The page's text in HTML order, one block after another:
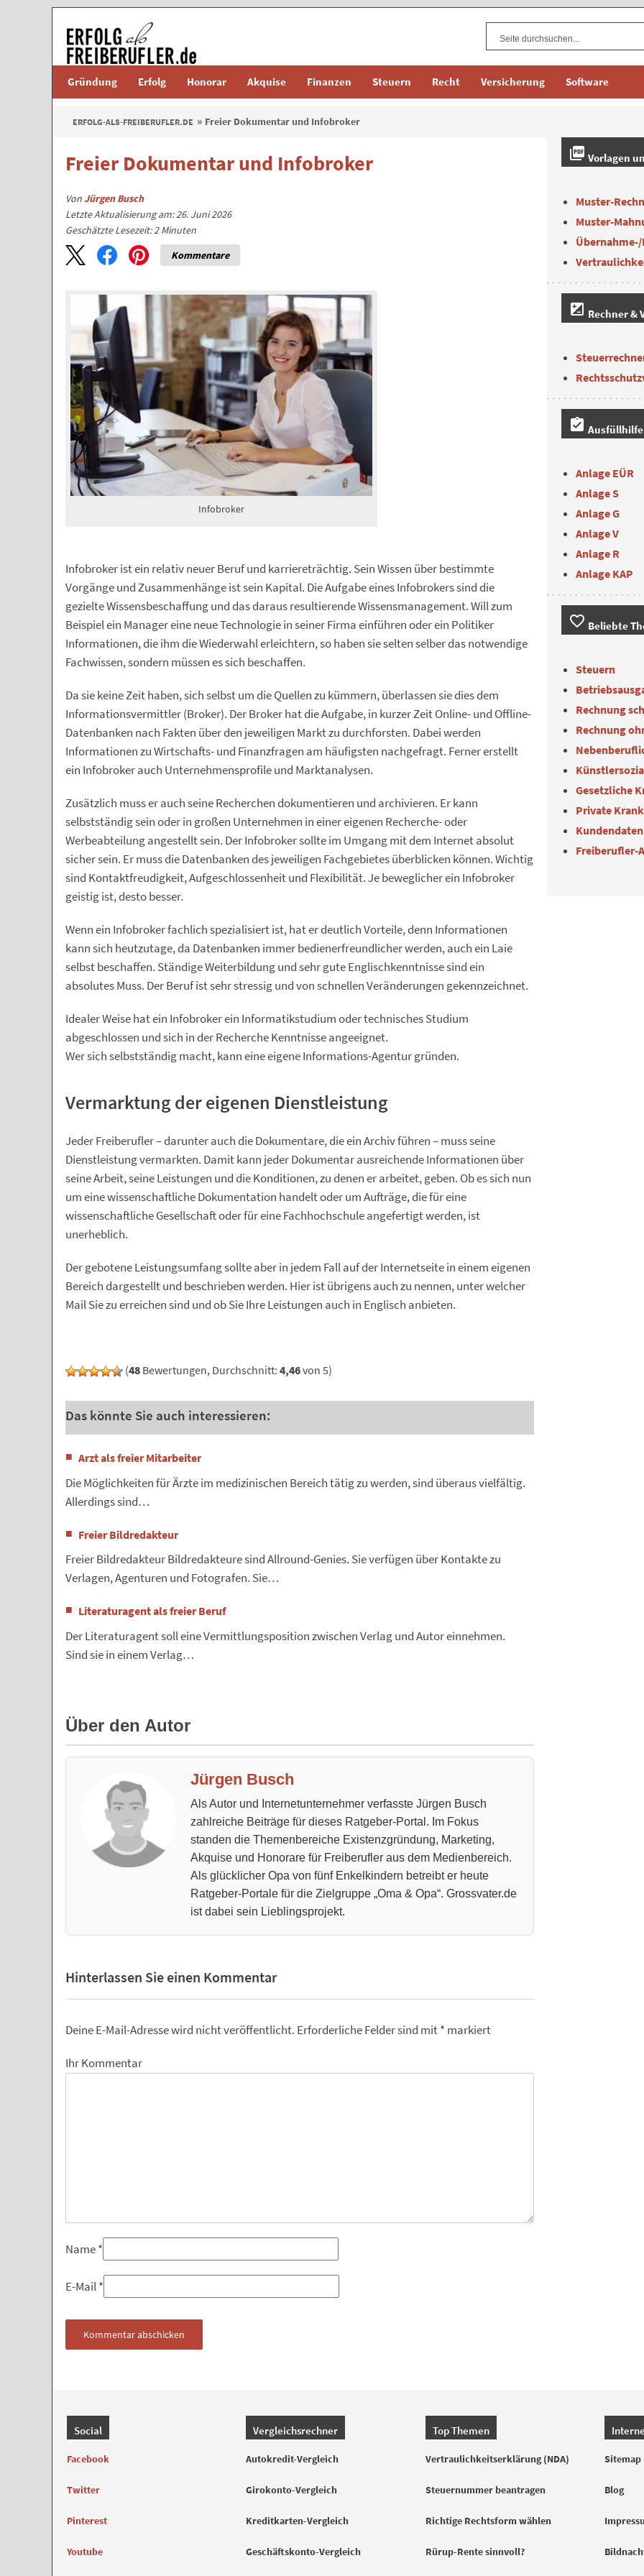
Gründung Erfolg Honorar Akquise Finanzen Steuern Recht Versicherung Software
ERFOLG-ALS-FREIBERUFLER.DE Freier Dokumentar und Infobroker
Freier Dokumentar und Infobroker
VonJürgen Busch
Letzte Aktualisierung am: 26. Juni 2026
Geschätzte Lesezeit:2 Minuten
Kommentare
Infobroker
Infobroker ist ein relativ neuer Beruf und karriereträchtig. Sein Wissen über bestimmte
Vorgänge und Zusammenhänge ist sein Kapital. Die Aufgabe eines Infobrokers sind die
gezielte Wissensbeschaffung und das daraus resultierende Wissensmanagement. Will zum
Beispiel ein Manager eine neue Technologie in seiner Firma einführen oder ein Politiker
Informationen, die ihm die Wiederwahl erleichtern, so haben sie selten selber das notwendige
Fachwissen, sondern müssen es sich beschaffen.
Da sie keine Zeit haben, sich selbst um die Quellen zu kümmern, überlassen sie dies dem
Informationsvermittler (Broker). Der Broker hat die Aufgabe, in kurzer Zeit Online- und Offline-
Datenbanken nach Fakten über den jeweiligen Markt zu durchforsten. Dabei werden
Informationen zu Wirtschafts- und Finanzfragen am häufigsten nachgefragt. Ferner erstellt
ein Infobroker auch Unternehmensprofile und Marktanalysen.
Zusätzlich muss er auch seine Recherchen dokumentieren und archivieren. Er kann
selbstständig sein oder in großen Unternehmen in einer eigenen Recherche- oder
Werbeabteilung angestellt sein. Der Infobroker sollte im Umgang mit dem Internet absolut
sicher sein. Er muss die Datenbanken des jeweiligen Fachgebietes überblicken können. Wichtig
sind Kontaktfreudigkeit, Aufgeschlossenheit und Flexibilität. Je beweglicher ein Infobroker
geistig ist, desto besser.
Wenn ein Infobroker fachlich spezialisiert ist, hat er deutlich Vorteile, denn Informationen
kann sich heutzutage, da Datenbanken immer bedienerfreundlicher werden, auch ein Laie
selbst beschaffen. Ständige Weiterbildung und sehr gute Englischkenntnisse sind ein
absolutes Muss. Der Beruf ist sehr stressig und von schnellen Veränderungen gekennzeichnet.
Idealer Weise hat ein Infobroker ein Informatikstudium oder technisches Studium
abgeschlossen und sich in der Recherche Kenntnisse angeeignet.
Wer sich selbstständig macht, kann eine eigene Informations-Agentur gründen.
Vermarktung der eigenen Dienstleistung
Jeder Freiberufler – darunter auch die Dokumentare, die ein Archiv führen – muss seine
Dienstleistung vermarkten. Damit kann jeder Dokumentar ausreichende Informationen über
seine Arbeit, seine Leistungen und die Konditionen, zu denen er arbeitet, geben. Ob es sich nun
um eine wissenschaftliche Dokumentation handelt oder um Aufträge, die für eine
wissenschaftliche Gesellschaft oder für eine Fachhochschule angefertigt werden, ist
unerheblich.
Der gebotene Leistungsumfang sollte aber in jedem Fall auf der Internetseite in einem eigenen
Bereich dargestellt und beschrieben werden. Hier ist übrigens auch zu nennen, unter welcher
Mail Sie zu erreichen sind und ob Sie Ihre Leistungen auch in Englisch anbieten.
(48 Bewertungen, Durchschnitt: 4,46von 5)
Das könnte Sie auch interessieren:
Arzt als freier Mitarbeiter
Die Möglichkeiten für Ärzte im medizinischen Bereich tätig zu werden, sind überaus vielfältig.
Allerdings sind…
Freier Bildredakteur
Freier Bildredakteur Bildredakteure sind Allround-Genies. Sie verfügen über Kontakte zu
Verlagen, Agenturen und Fotografen. Sie…
Literaturagent als freier Beruf
Der Literaturagent soll eine Vermittlungsposition zwischen Verlag und Autor einnehmen.
Sind sie in einem Verlag…
Über den Autor
Jürgen Busch
Als Autor und Internetunternehmer verfasste Jürgen Busch
zahlreiche Beiträge für dieses Ratgeber-Portal. Im Fokus
standen die Themenbereiche Existenzgründung, Marketing,
Akquise und Honorare für Freiberufler aus dem Medienbereich.
Als glücklicher Opa von fünf Enkelkindern betreibt er heute
Ratgeber-Portale für die Zielgruppe „Oma & Opa“. Grossvater.de
ist dabei sein Lieblingsprojekt.
Hinterlassen Sie einen Kommentar
Deine E-Mail-Adresse wird nicht veröffentlicht. Erforderliche Felder sind mit* markiert
Ihr Kommentar
Name*
E-Mail*
picture_as_pdf Vorlagen
Muster-
Muster-
iso Rechner &
assignment_turned_in
Anlage EÜR
Anlage S
Anlage G
Anlage V
Anlage R
Anlage KAP
favorite_border Beliebte
Steuern
Rechnung
Rechnung
Gesetzliche
Private
Freiberufler-
Social
Facebook
Twitter
Pinterest
Youtube
Vergleichsrechner
Autokredit-Vergleich
Girokonto-Vergleich
Kreditkarten-Vergleich
Geschäftskonto-Vergleich
Top Themen
Vertraulichkeitserklärung (NDA)
Steuernummer beantragen
Richtige Rechtsform wählen
Rürup-Rente sinnvoll?
Sitemap
Blog